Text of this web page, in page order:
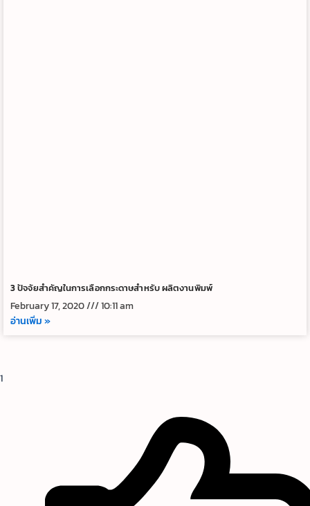
3 ปัจจัยสำคัญในการเลือกกระดาษสำหรับ ผลิตงานพิมพ์
February 17, 2020
10:11 am
อ่านเพิ่ม »